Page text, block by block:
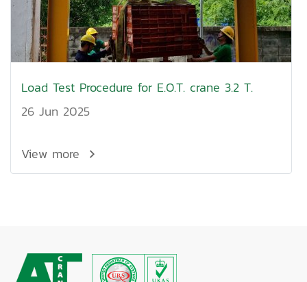
Load Test Procedure for E.O.T. crane 3.2 T.
26 Jun 2025
View more